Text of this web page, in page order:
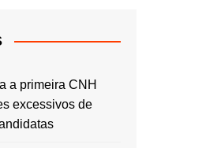
a primeira CNH
excessivos de